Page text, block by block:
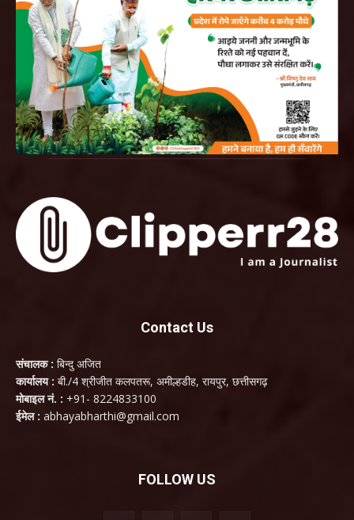
Contact Us
संचालक : बिन्दु अजित
कार्यालय : बी./4 श्रीजीत कलपतरू, अमील्हडीह, रायपुर, छत्तीसगढ़
मोबाइल नं. : +91- 8224833100
ईमेल : abhayabharthi@gmail.com
FOLLOW US